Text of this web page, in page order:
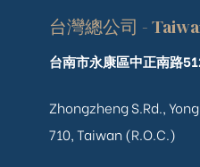
台灣總公司 -
台南市永康區中正南路
Zhongzheng S.Rd.,
710, Taiwan (R.O.C.)